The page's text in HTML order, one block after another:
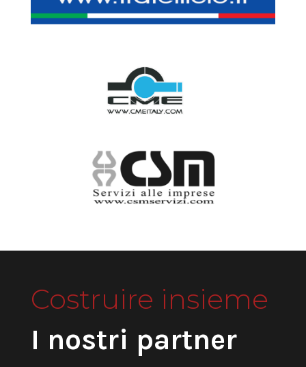
Costruire insieme
I nostri partner